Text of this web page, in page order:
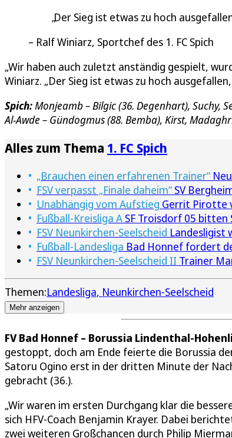
Der Sieg ist etwas zu hoch
Ralf Winiarz, Sportchef des 1. FC Spich
„Wir haben auch zuletzt anständig gespielt,
Winiarz. „Der Sieg ist etwas zu hoch
Spich:Monjeamb – Bilgic (36. Degenhart), Suchy,
Al-Awde – Gündogmus (88. Bemba), Kirst,
Alles zum Thema 1. FC Spich
„Brauchen einen erfahrenen Trainer“
FSV verpasst „Finale daheim“ SV
Unabhängig vom Aufstieg Gerrit Pirotte
Fußball-Kreisliga A SF Troisdorf 05 bitten
FSV Neunkirchen-Seelscheid Landesligist
Fußball-Landesliga Bad Honnef fordert
FSV Neunkirchen-Seelscheid II Trainer
Themen:Landesliga Neunkirchen-Seelscheid
Mehr anzeigen
FV Bad Honnef – Borussia Lindenthal-
gestoppt, doch am Ende feierte die Borussia
Satoru Ogino erst in der dritten Minute der
gebracht (36.).
„Wir waren im ersten Durchgang klar die
sich HFV-Coach Benjamin Krayer. Dabei
zwei weiteren Großchancen durch Philip